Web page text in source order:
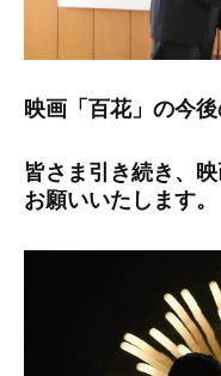
映画「百花」の今
皆さま引き続き、
お願いいたします。